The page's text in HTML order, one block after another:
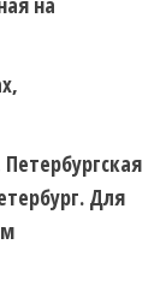
Для